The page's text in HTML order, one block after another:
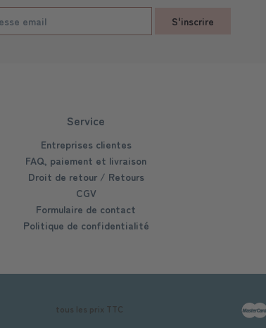
S'inscrire
Service
Entreprises clientes
FAQ, paiement et livraison
Droit de retour / Retours
CGV
Formulaire de contact
Politique de confidentialité
tous les prix TTC